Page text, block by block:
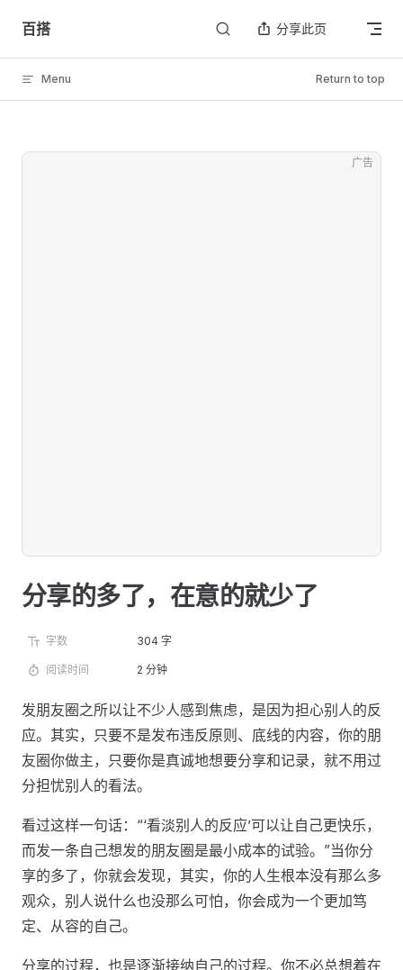
Skip to content
百搭 分享此页
Menu Return to top
广告
分享的多了，在意的就少了
字数 304 字
阅读时间 2 分钟
发朋友圈之所以让不少人感到焦虑，是因为担心别人的反
应。其实，只要不是发布违反原则、底线的内容，你的朋
友圈你做主，只要你是真诚地想要分享和记录，就不用过
分担忧别人的看法。
看过这样一句话：“‘看淡别人的反应’可以让自己更快乐，
而发一条自己想发的朋友圈是最小成本的试验。”当你分
享的多了，你就会发现，其实，你的人生根本没有那么多
观众，别人说什么也没那么可怕，你会成为一个更加笃
定、从容的自己。
分享的过程，也是逐渐接纳自己的过程。你不必总想着在